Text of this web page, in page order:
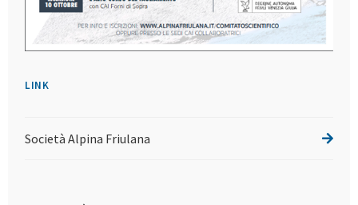
LINK
Società Alpina Friulana